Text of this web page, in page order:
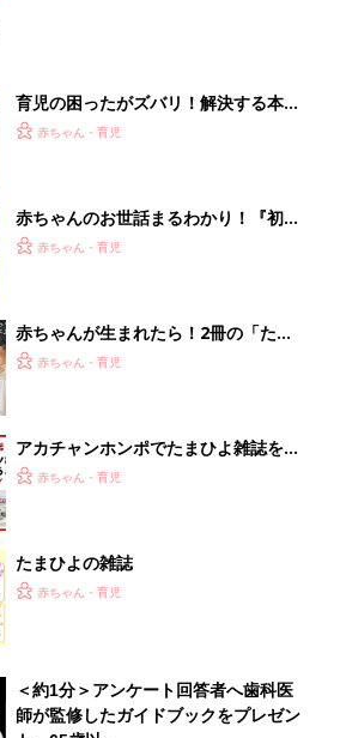
育児の困ったがズバリ！解決する本
『ひよこクラブ 秋号』 4カ月～2才
赤ちゃん・育児
赤ちゃんのお世話まるわかり！『初め
てのひよこクラブ 夏号』〈巻頭大特
赤ちゃん・育児
赤ちゃんが生まれたら！2冊の「たま
ひよ」
赤ちゃん・育児
アカチャンホンポでたまひよ雑誌を買
うとポイント10倍【期間限定】
赤ちゃん・育児
たまひよの雑誌
赤ちゃん・育児
＜約1分＞アンケート回答者へ歯科医
師が監修したガイドブックをプレゼン